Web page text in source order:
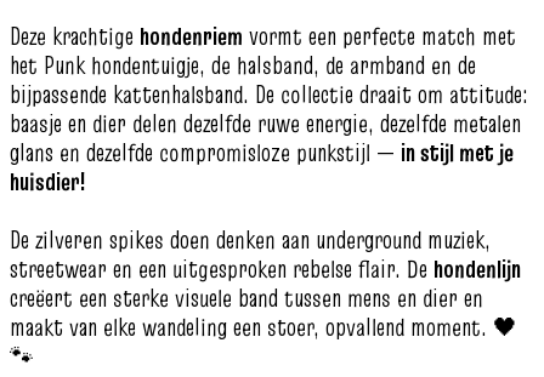
Deze krachtige hondenriem vormt een perfecte match met
het Punk hondentuigje, de halsband, de armband en de
bijpassende kattenhalsband. De collectie draait om attitude:
baasje en dier delen dezelfde ruwe energie, dezelfde metalen
glans en dezelfde compromisloze punkstijl — in stijl met je
huisdier!
De zilveren spikes doen denken aan underground muziek,
streetwear en een uitgesproken rebelse flair. De hondenlijn
creëert een sterke visuele band tussen mens en dier en
maakt van elke wandeling een stoer, opvallend moment. 🖤
🐾